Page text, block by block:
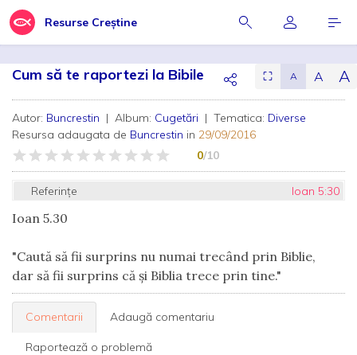
Resurse Creștine
Cum să te raportezi la Bibile ⛶ A A A
Autor: Buncrestin | Album: Cugetări | Tematica: Diverse
Resursa adaugata de Buncrestin in 29/09/2016
0/10
Referințe Ioan 5:30
Ioan 5.30
"Caută să fii surprins nu numai trecând prin Biblie,
dar să fii surprins că şi Biblia trece prin tine."
Comentarii Adaugă comentariu
Raportează o problemă